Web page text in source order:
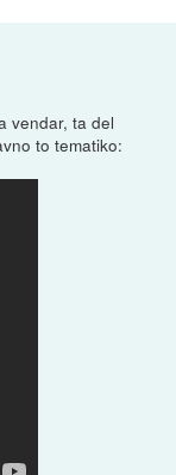
vendar, ta del
to tematiko: